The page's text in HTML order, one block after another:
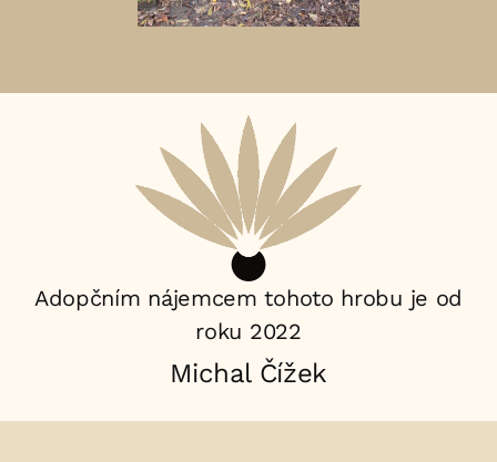
nájemce:
Adopčním nájemcem tohoto hrobu je od
roku 2022
Michal Čížek